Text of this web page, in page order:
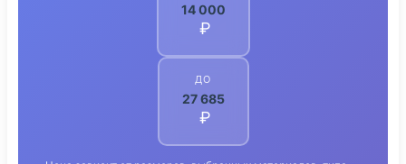
14 000
₽
ДО
27 685
₽